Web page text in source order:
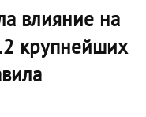
влияние на
крупнейших